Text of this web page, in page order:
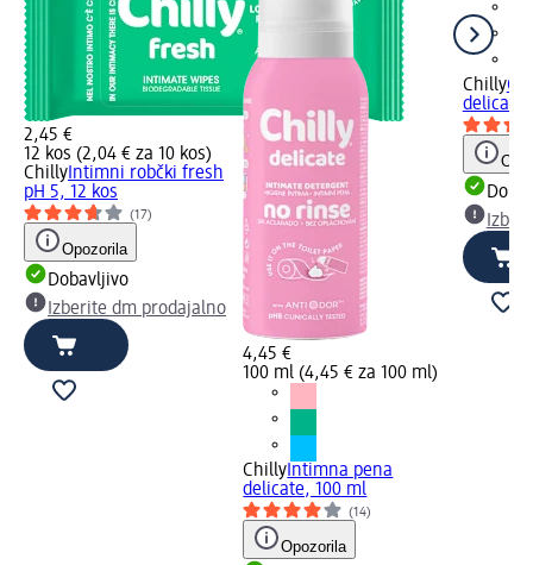
2,45 €
12 kos (2,04 € za 10 kos)
ChillyIntimni robčki fresh
pH 5, 12 kos
(17)
Opozorila
Dobavljivo
Izberite dm prodajalno
4,45 €
100 ml (4,45 € za 100 ml)
ChillyIntimna pena
delicate, 100 ml
(14)
Opozorila
Chilly